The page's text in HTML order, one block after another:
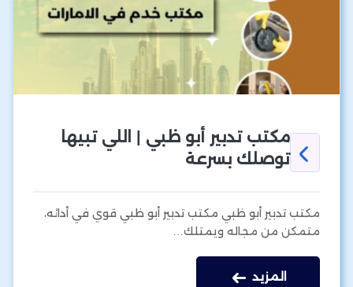
مكتب تدبير أبو ظبي | اللي تبيها
توصلك بسرعة
مكتب تدبير أبو ظبي مكتب تدبير أبو ظبي قوي في أدائه،
متمكن من مجاله ويمتلك…
المزيد